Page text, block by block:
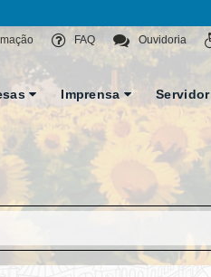
Ouvidoria
FAQ
Imprensa Servidor